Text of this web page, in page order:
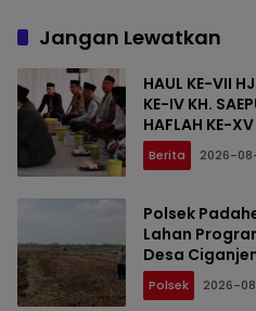
Jangan Lewatkan
HAUL KE-VII
KE-IV KH.
HAFLAH KE-
DIGELAR DI
SANUSSIYAH
Berita 2026-
Polsek
Lahan
Desa
Polsek 2026-